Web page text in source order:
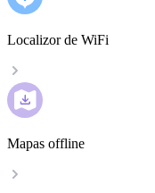
Localizor de WiFi
Mapas offline